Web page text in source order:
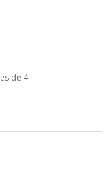
de 4